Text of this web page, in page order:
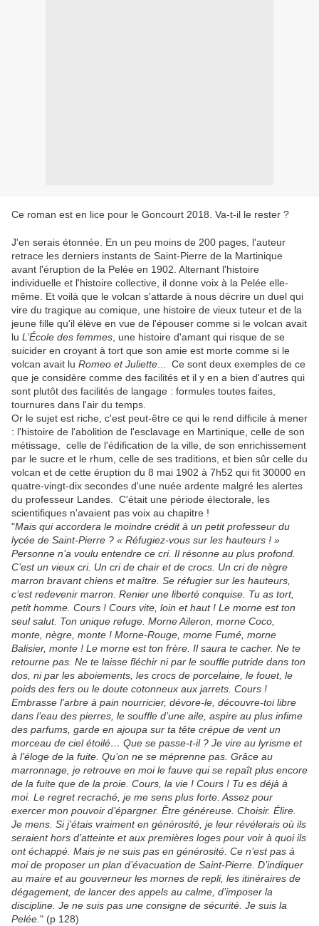
Ce roman est en lice pour le Goncourt 2018. Va-t-il le rester ?
J'en serais étonnée. En un peu moins de 200 pages, l'auteur
retrace les derniers instants de Saint-Pierre de la Martinique
avant l'éruption de la Pelée en 1902. Alternant l'histoire
individuelle et l'histoire collective, il donne voix à la Pelée elle-
même. Et voilà que le volcan s'attarde à nous décrire un duel qui
vire du tragique au comique, une histoire de vieux tuteur et de la
jeune fille qu'il élève en vue de l'épouser comme si le volcan avait
lu L’École des femmes , une histoire d'amant qui risque de se
suicider en croyant à tort que son amie est morte comme si le
volcan avait lu Romeo et Juliette ... Ce sont deux exemples de ce
que je considère comme des facilités et il y en a bien d'autres qui
sont plutôt des facilités de langage : formules toutes faites,
tournures dans l'air du temps.
Or le sujet est riche, c'est peut-être ce qui le rend difficile à mener
: l'histoire de l'abolition de l'esclavage en Martinique, celle de son
métissage, celle de l'édification de la ville, de son enrichissement
par le sucre et le rhum, celle de ses traditions, et bien sûr celle du
volcan et de cette éruption du 8 mai 1902 à 7h52 qui fit 30000 en
quatre-vingt-dix secondes d'une nuée ardente malgré les alertes
du professeur Landes. C'était une période électorale, les
scientifiques n'avaient pas voix au chapitre !
"Mais qui accordera le moindre crédit à un petit professeur du
lycée de Saint-Pierre ? « Réfugiez-vous sur les hauteurs ! »
Personne n’a voulu entendre ce cri. Il résonne au plus profond.
C’est un vieux cri. Un cri de chair et de crocs. Un cri de nègre
marron bravant chiens et maître. Se réfugier sur les hauteurs,
c’est redevenir marron. Renier une liberté conquise. Tu as tort,
petit homme. Cours ! Cours vite, loin et haut ! Le morne est ton
seul salut. Ton unique refuge. Morne Aileron, morne Coco,
monte, nègre, monte ! Morne-Rouge, morne Fumé, morne
Balisier, monte ! Le morne est ton frère. Il saura te cacher. Ne te
retourne pas. Ne te laisse fléchir ni par le souffle putride dans ton
dos, ni par les aboiements, les crocs de porcelaine, le fouet, le
poids des fers ou le doute cotonneux aux jarrets. Cours !
Embrasse l’arbre à pain nourricier, dévore-le, découvre-toi libre
dans l’eau des pierres, le souffle d’une aile, aspire au plus infime
des parfums, garde en ajoupa sur ta tête crépue de vent un
morceau de ciel étoilé… Que se passe-t-il ? Je vire au lyrisme et
à l’éloge de la fuite. Qu’on ne se méprenne pas. Grâce au
marronnage, je retrouve en moi le fauve qui se repaît plus encore
de la fuite que de la proie. Cours, la vie ! Cours ! Tu es déjà à
moi. Le regret recraché, je me sens plus forte. Assez pour
exercer mon pouvoir d’épargner. Être généreuse. Choisir. Élire.
Je mens. Si j’étais vraiment en générosité, je leur révélerais où ils
seraient hors d’atteinte et aux premières loges pour voir à quoi ils
ont échappé. Mais je ne suis pas en générosité. Ce n’est pas à
moi de proposer un plan d’évacuation de Saint-Pierre. D’indiquer
au maire et au gouverneur les mornes de repli, les itinéraires de
dégagement, de lancer des appels au calme, d’imposer la
discipline. Je ne suis pas une consigne de sécurité. Je suis la
Pelée. " (p 128)